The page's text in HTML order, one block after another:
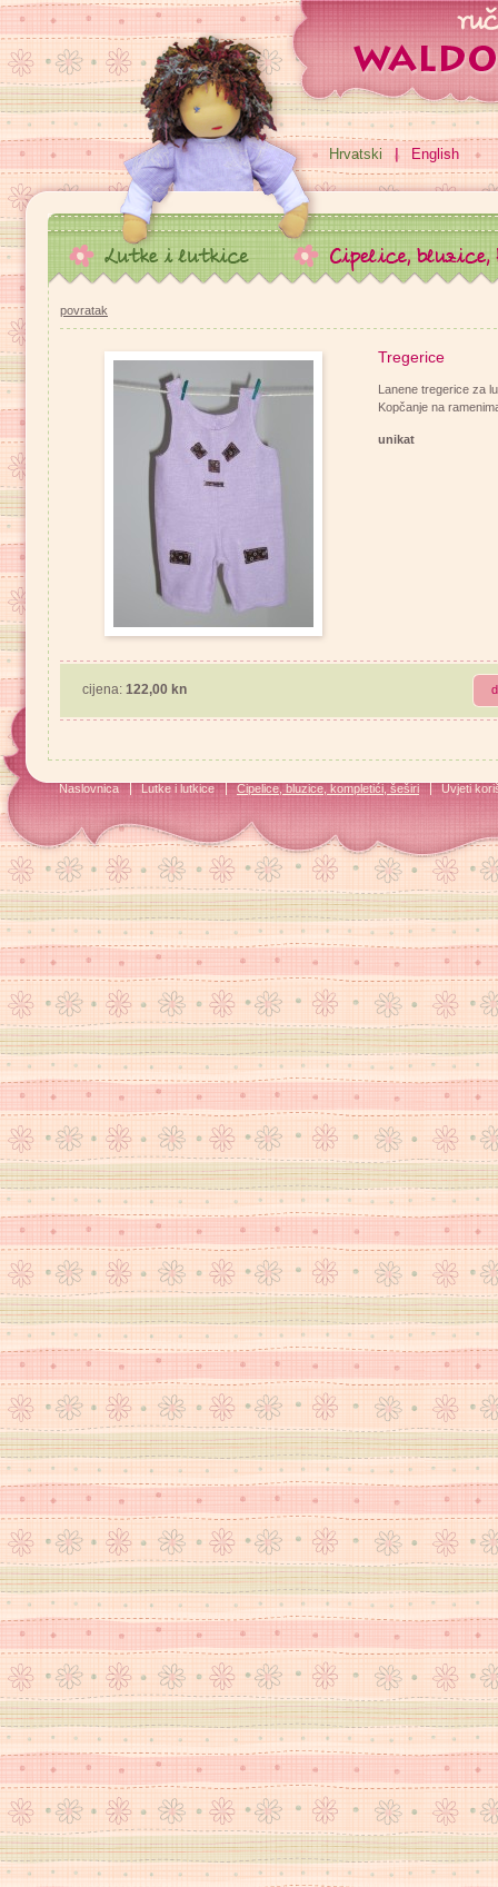
Hrvatski English
povratak
Tregerice
Lanene tregerice za
Kopčanje na
unikat
cijena: 122,00 kn
Naslovnica Lutke i lutkice Cipelice, bluzice, kompletići, šeširi Uvjeti